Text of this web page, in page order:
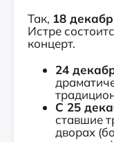
Так, 18
Истре
концерт.
24
С 25
ставшие
дворах